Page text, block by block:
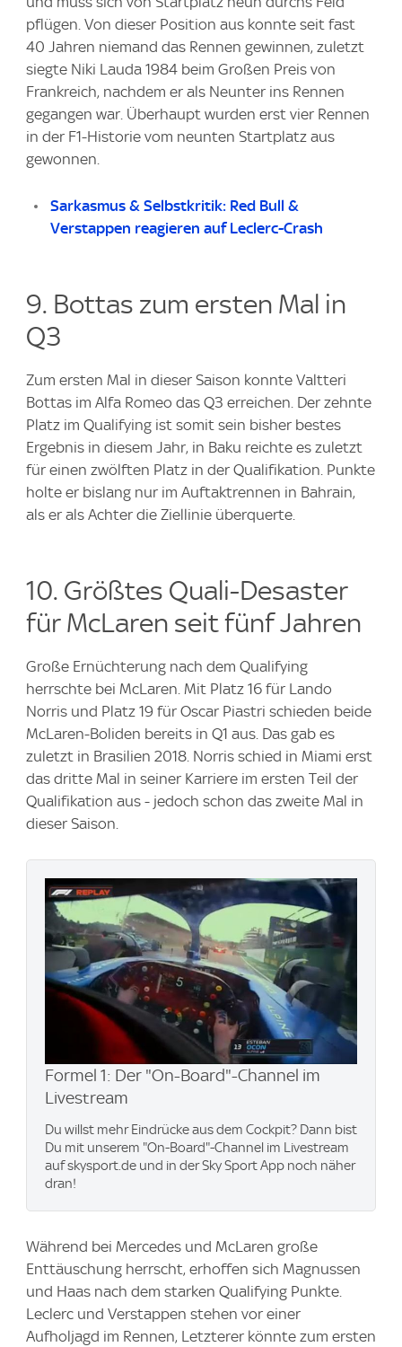
pflügen. Von dieser Position aus konnte seit fast
40 Jahren niemand das Rennen gewinnen, zuletzt
siegte Niki Lauda 1984 beim Großen Preis von
Frankreich, nachdem er als Neunter ins Rennen
gegangen war. Überhaupt wurden erst vier Rennen
in der F1-Historie vom neunten Startplatz aus
gewonnen.
Sarkasmus & Selbstkritik: Red Bull &
Verstappen reagieren auf Leclerc-Crash
9. Bottas zum ersten Mal in
Q3
Zum ersten Mal in dieser Saison konnte Valtteri
Bottas im Alfa Romeo das Q3 erreichen. Der zehnte
Platz im Qualifying ist somit sein bisher bestes
Ergebnis in diesem Jahr, in Baku reichte es zuletzt
für einen zwölften Platz in der Qualifikation. Punkte
holte er bislang nur im Auftaktrennen in Bahrain,
als er als Achter die Ziellinie überquerte.
10. Größtes Quali-Desaster
für McLaren seit fünf Jahren
Große Ernüchterung nach dem Qualifying
herrschte bei McLaren. Mit Platz 16 für Lando
Norris und Platz 19 für Oscar Piastri schieden beide
McLaren-Boliden bereits in Q1 aus. Das gab es
zuletzt in Brasilien 2018. Norris schied in Miami erst
das dritte Mal in seiner Karriere im ersten Teil der
Qualifikation aus - jedoch schon das zweite Mal in
dieser Saison.
Formel 1: Der "On-Board"-Channel im
Livestream
Du willst mehr Eindrücke aus dem Cockpit? Dann bist
Du mit unserem "On-Board"-Channel im Livestream
auf skysport.de und in der Sky Sport App noch näher
dran!
Während bei Mercedes und McLaren große
Enttäuschung herrscht, erhoffen sich Magnussen
und Haas nach dem starken Qualifying Punkte.
Leclerc und Verstappen stehen vor einer
Aufholjagd im Rennen, Letzterer könnte zum ersten